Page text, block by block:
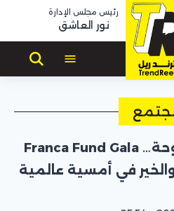
رئيس مجلس الإدارة
نور العاشق
من نيويورك إلى الدوحة… Franca Fund Gala
في أمسية عالمية